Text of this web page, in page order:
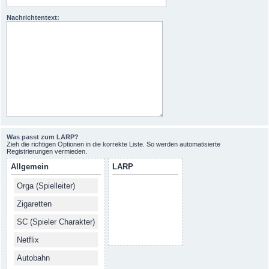
Nachrichtentext:
Was passt zum LARP?
Zieh die richtigen Optionen in die korrekte Liste. So werden automatisierte
Registrierungen vermieden.
Allgemein
Orga (Spielleiter)
Zigaretten
SC (Spieler Charakter)
Netflix
Autobahn
LARP